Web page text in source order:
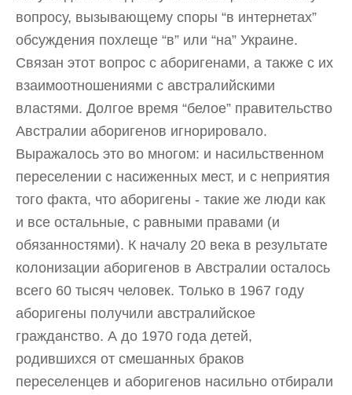
вопросу, вызывающему споры “в интернетах”
обсуждения похлеще “в” или “на” Украине.
Связан этот вопрос с аборигенами, а также с их
взаимоотношениями с австралийскими
властями. Долгое время “белое” правительство
Австралии аборигенов игнорировало.
Выражалось это во многом: и насильственном
переселении с насиженных мест, и с неприятия
того факта, что аборигены - такие же люди как
и все остальные, с равными правами (и
обязанностями). К началу 20 века в результате
колонизации аборигенов в Австралии осталось
всего 60 тысяч человек. Только в 1967 году
аборигены получили австралийское
гражданство. А до 1970 года детей,
родившихся от смешанных браков
переселенцев и аборигенов насильно отбирали